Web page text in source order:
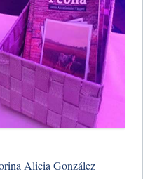
Alicia González